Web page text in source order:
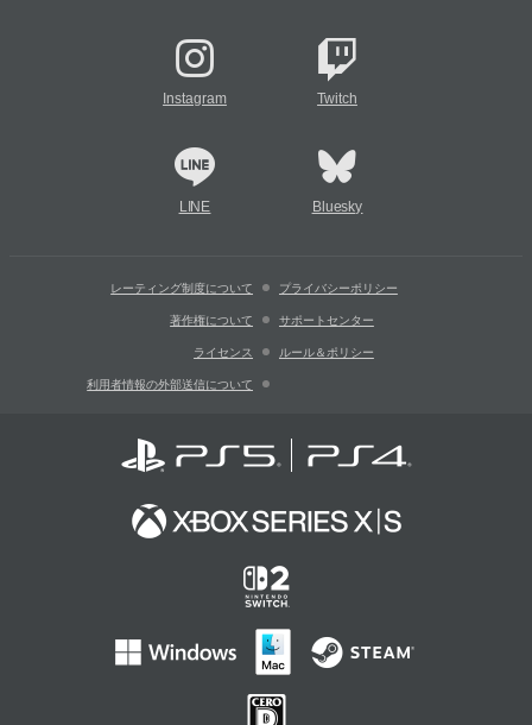
Instagram Twitch
LINE Bluesky
レーティング制度について プライバシーポリシー
著作権について サポートセンター
ライセンス ルール＆ポリシー
利用者情報の外部送信について